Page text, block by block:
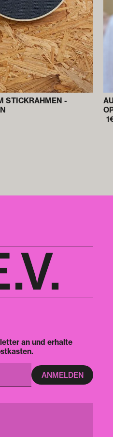
STICKRAHMEN -
1
an und erhalte